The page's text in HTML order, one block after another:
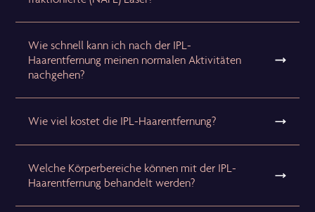
Wie schnell kann ich nach der IPL-
Haarentfernung meinen normalen Aktivitäten
nachgehen?
Wie viel kostet die IPL-Haarentfernung?
Welche Körperbereiche können mit der IPL-
Haarentfernung behandelt werden?